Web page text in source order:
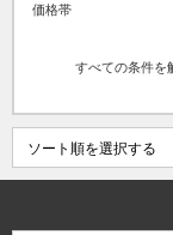
価格帯
すべての条件を